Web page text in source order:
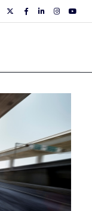
TwiiterFacebook
Linkedin